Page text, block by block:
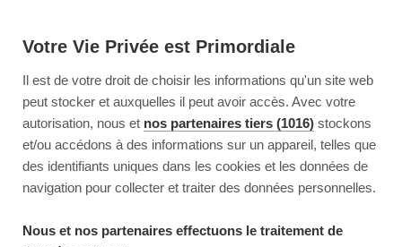
Votre Vie Privée est Primordiale
Il est de votre droit de choisir les informations qu'un site web
peut stocker et auxquelles il peut avoir accès. Avec votre
autorisation, nous et nos partenaires tiers (1016) stockons
et/ou accédons à des informations sur un appareil, telles que
des identifiants uniques dans les cookies et les données de
navigation pour collecter et traiter des données personnelles.
Nous et nos partenaires effectuons le traitement de